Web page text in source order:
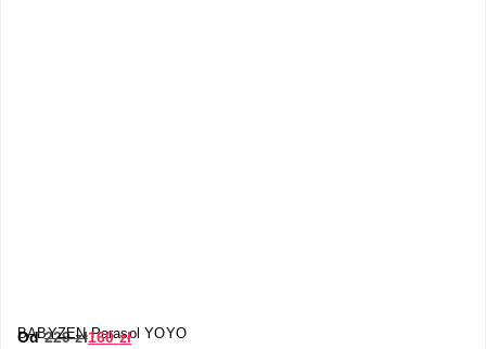
BABYZEN Parasol YOYO
Od229zł160zł